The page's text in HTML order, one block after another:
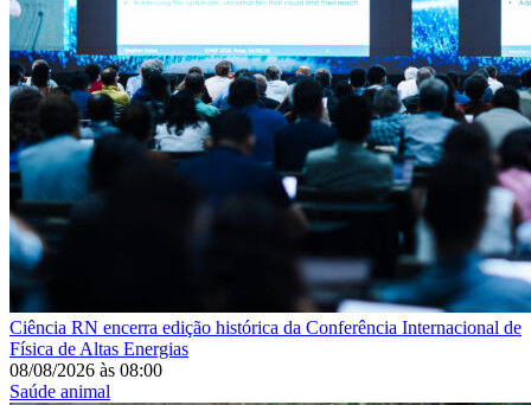
Ciência RN encerra edição histórica da Conferência Internacional de
Física de Altas Energias
08/08/2026 às 08:00
Saúde animal